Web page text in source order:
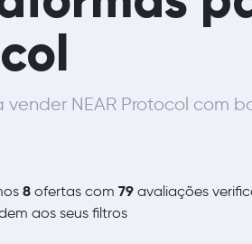
NEAR Protocol com
8 ofertas com 79 avaliações
aos seus filtros